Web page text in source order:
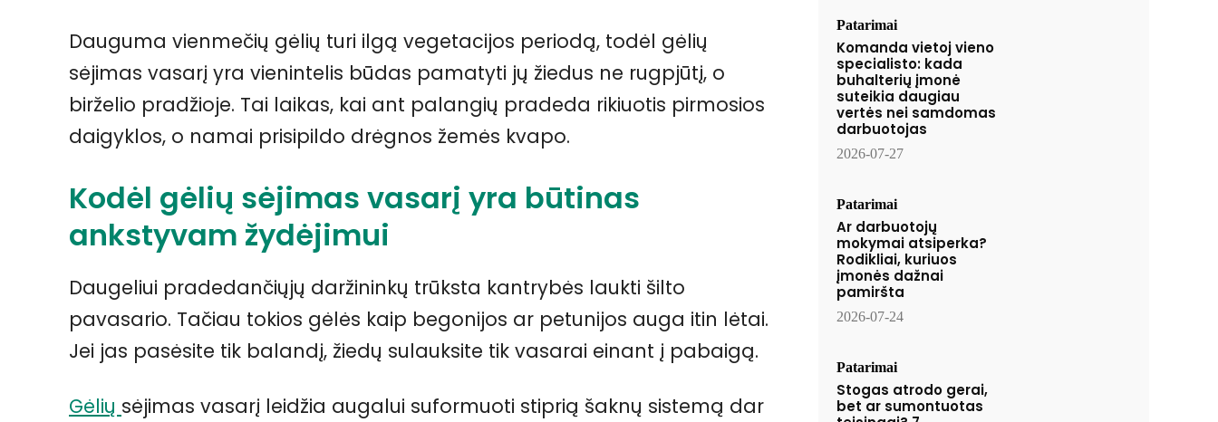
Dauguma vienmečių gėlių turi ilgą vegetacijos periodą, todėl gėlių
sėjimas vasarį yra vienintelis būdas pamatyti jų žiedus ne rugpjūtį, o
birželio pradžioje. Tai laikas, kai ant palangių pradeda rikiuotis pirmosios
daigyklos, o namai prisipildo drėgnos žemės kvapo.
Kodėl gėlių sėjimas vasarį yra būtinas
ankstyvam žydėjimui
Daugeliui pradedančiųjų daržininkų trūksta kantrybės laukti šilto
pavasario. Tačiau tokios gėlės kaip begonijos ar petunijos auga itin lėtai.
Jei jas pasėsite tik balandį, žiedų sulauksite tik vasarai einant į pabaigą.
Gėlių sėjimas vasarį leidžia augalui suformuoti stiprią šaknų sistemą dar
Patarimai
Komanda vietoj vieno
specialisto: kada
buhalterių įmonė
suteikia daugiau
vertės nei samdomas
darbuotojas
2026-07-27
Patarimai
Ar darbuotojų
mokymai atsiperka?
Rodikliai, kuriuos
įmonės dažnai
pamiršta
2026-07-24
Patarimai
Stogas atrodo gerai,
bet ar sumontuotas